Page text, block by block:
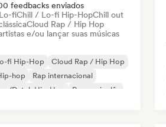
feedbacks enviados
fiChill / Lo-fi Hip-HopChill out
Cloud Rap / Hip Hop
e/ou lançar suas músicas
fi Hip-Hop
Cloud Rap / Hip Hop
hop
Rap internacional
Dutch Hip-Hop
Rap em inglês